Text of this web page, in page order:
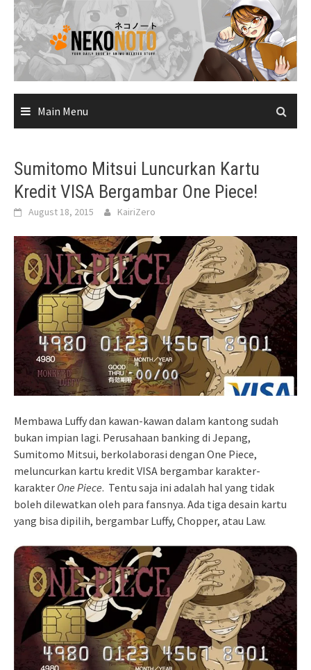
Skip
content
Main Menu
Sumitomo Mitsui Luncurkan Kartu
Kredit VISA Bergambar One Piece!
August 18, 2015 KairiZero
Membawa Luffy dan kawan-kawan dalam kantong sudah
bukan impian lagi. Perusahaan banking di Jepang,
Sumitomo Mitsui, berkolaborasi dengan One Piece,
meluncurkan kartu kredit VISA bergambar karakter-
karakter One Piece. Tentu saja ini adalah hal yang tidak
boleh dilewatkan oleh para fansnya. Ada tiga desain kartu
yang bisa dipilih, bergambar Luffy, Chopper, atau Law.